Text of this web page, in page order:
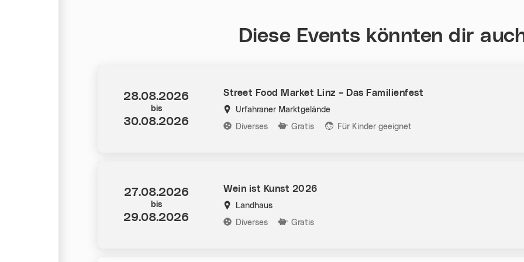
Diese Events könnten dir
Street Food Market Linz – Das Familienfest
Urfahraner Marktgelände
Kategorien:
Diverses Gratis Für Kinder geeignet
Datum:
28.08.2026
bis
30.08.2026
Wein ist Kunst 2026
Landhaus
Kategorien:
Diverses Gratis
Datum:
27.08.2026
bis
29.08.2026